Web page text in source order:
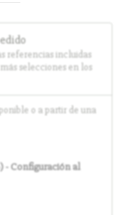
referencias incluidas
selecciones en los
o a partir de una
- Configuración al